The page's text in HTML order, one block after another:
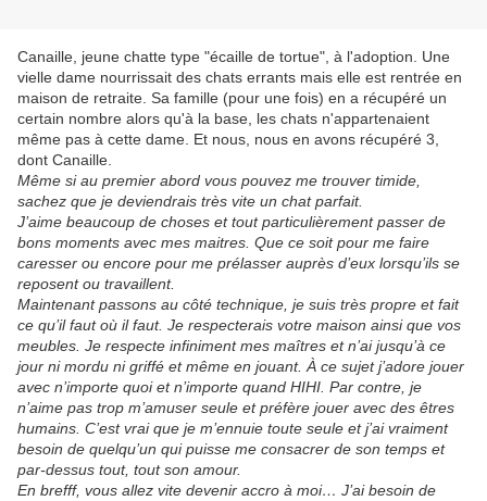
Canaille, jeune chatte type "écaille de tortue", à l'adoption. Une
vielle dame nourrissait des chats errants mais elle est rentrée en
maison de retraite. Sa famille (pour une fois) en a récupéré un
certain nombre alors qu'à la base, les chats n'appartenaient
même pas à cette dame. Et nous, nous en avons récupéré 3,
dont Canaille.
Même si au premier abord vous pouvez me trouver timide,
sachez que je deviendrais très vite un chat parfait.
J’aime beaucoup de choses et tout particulièrement passer de
bons moments avec mes maitres. Que ce soit pour me faire
caresser ou encore pour me prélasser auprès d’eux lorsqu’ils se
reposent ou travaillent.
Maintenant passons au côté technique, je suis très propre et fait
ce qu’il faut où il faut. Je respecterais votre maison ainsi que vos
meubles. Je respecte infiniment mes maîtres et n’ai jusqu’à ce
jour ni mordu ni griffé et même en jouant. À ce sujet j’adore jouer
avec n’importe quoi et n’importe quand HIHI. Par contre, je
n’aime pas trop m’amuser seule et préfère jouer avec des êtres
humains. C’est vrai que je m’ennuie toute seule et j’ai vraiment
besoin de quelqu’un qui puisse me consacrer de son temps et
par-dessus tout, tout son amour.
En brefff, vous allez vite devenir accro à moi… J’ai besoin de